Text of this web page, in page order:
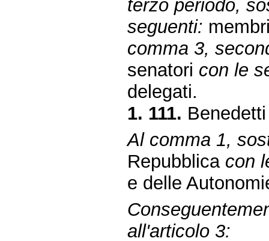
terzo periodo,
seguenti:
comma 3,
senatori con le
delegati.
1. 111.
Al comma 1,
Repubblica con
e delle
all'articolo 3: